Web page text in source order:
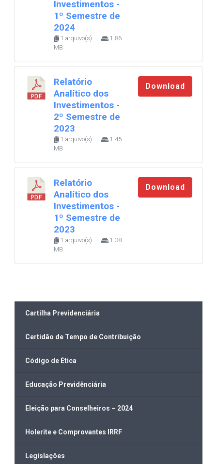
Investimentos -
1º Semestre de
2024
1 arquivo(s)
1.86
MB
Relatório
Analítico dos
Investimentos -
2º Semestre de
2023
1 arquivo(s)
1.45
MB
Download
Relatório
Analítico dos
Investimentos -
1º Semestre de
2023
1 arquivo(s)
1.38
MB
Download
Cartilha Previdenciária
Certidão de Tempo de Contribuição
Código de Ética
Educação Previdênciária
Eleição para Conselheiros – 2024
Holerite e Comprovantes IRRF
Legislações